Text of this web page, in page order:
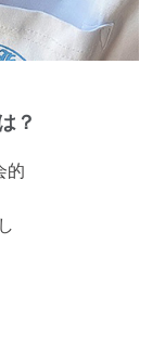
？
的